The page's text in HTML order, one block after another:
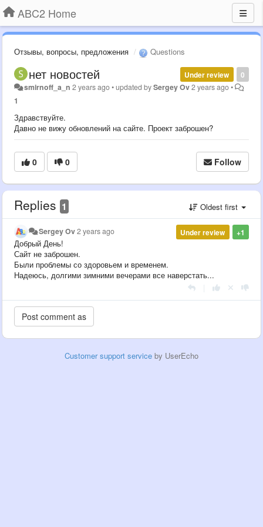
ABC2 Home
Отзывы, вопросы, предложения Questions
0
Under review
нет новостей
smirnoff_a_n 2 years ago•updated bySergey Ov2 years ago•
1
Здравствуйте.
Давно не вижу обновлений на сайте. Проект заброшен?
0 0 Follow
Replies 1 Oldest first
+1
Under review
Sergey Ov2 years ago
Добрый День!
Сайт не заброшен.
Были проблемы со здоровьем и временем.
Надеюсь, долгими зимними вечерами все наверстать...
Customer support service by UserEcho